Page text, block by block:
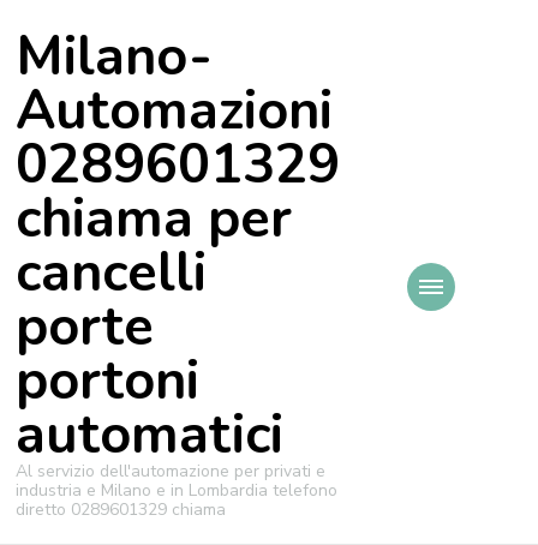
Milano-
Automazioni
0289601329
chiama per
cancelli
porte
portoni
automatici
Al servizio dell'automazione per privati e
industria e Milano e in Lombardia telefono
diretto 0289601329 chiama